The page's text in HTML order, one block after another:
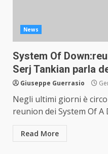
News
System Of
Serj Tankian parla
Giuseppe Guerrasio
Negli ultimi giorni è
reunion dei System Of A
Read More